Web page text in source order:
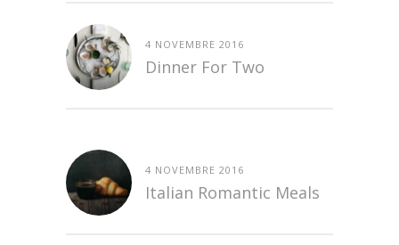
4 NOVEMBRE 2016
Dinner For Two
4 NOVEMBRE 2016
Italian Romantic Meals